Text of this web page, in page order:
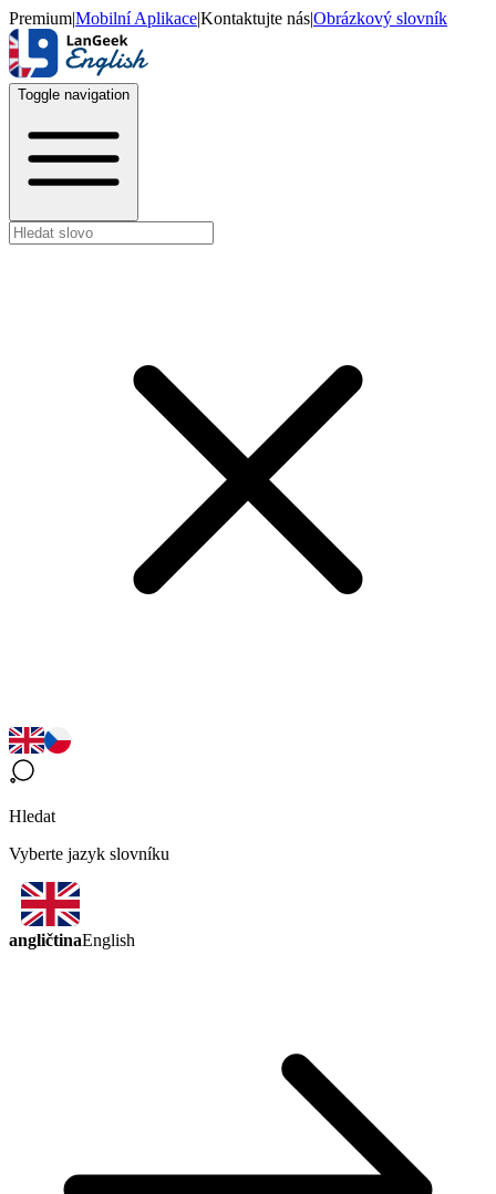
Premium|Mobilní Aplikace|Kontaktujte nás|Obrázkový slovník
Toggle navigation
Hledat
Vyberte jazyk slovníku
angličtinaEnglish